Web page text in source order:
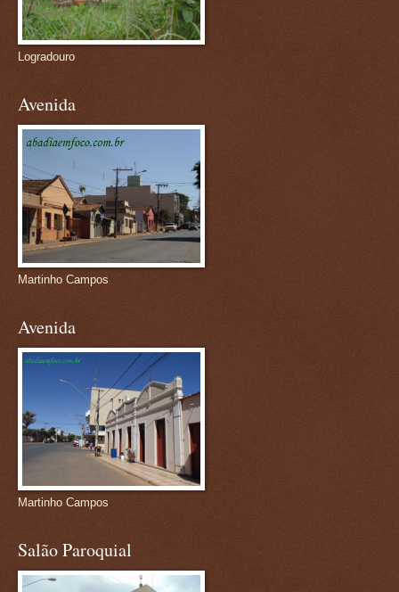
Logradouro
Avenida
Martinho Campos
Avenida
Martinho Campos
Salão Paroquial